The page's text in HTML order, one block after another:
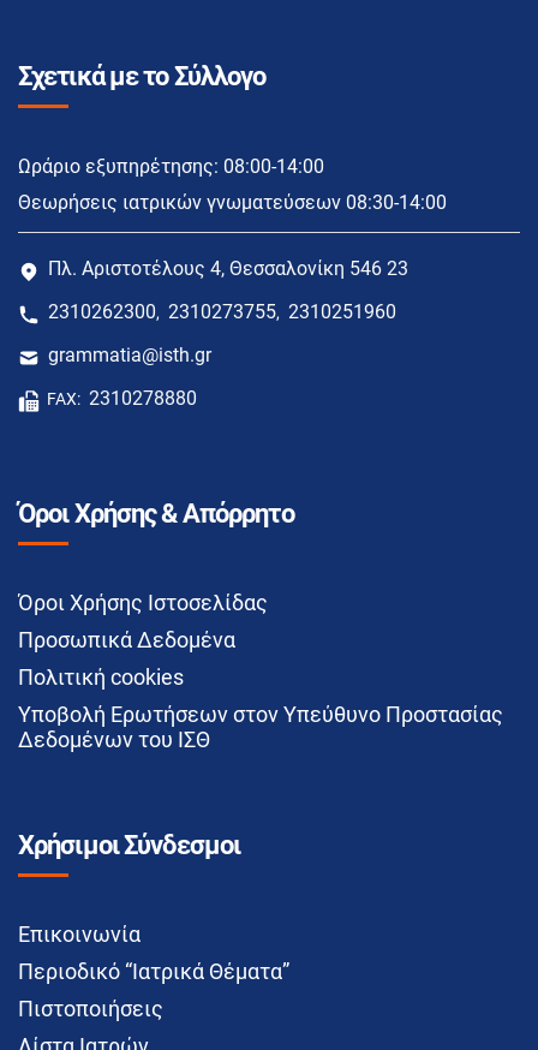
Σχετικά με το Σύλλογο
Ωράριο εξυπηρέτησης: 08:00-14:00
Θεωρήσεις ιατρικών γνωματεύσεων 08:30-14:00
Πλ. Αριστοτέλους 4, Θεσσαλονίκη 546 23
2310262300, 2310273755, 2310251960
grammatia@isth.gr
FAX: 2310278880
Όροι Χρήσης & Απόρρητο
Όροι Χρήσης Ιστοσελίδας
Προσωπικά Δεδομένα
Πολιτική cookies
Υποβολή Ερωτήσεων στον Υπεύθυνο Προστασίας
Δεδομένων του ΙΣΘ
Χρήσιμοι Σύνδεσμοι
Επικοινωνία
Περιοδικό “Ιατρικά Θέματα”
Πιστοποιήσεις